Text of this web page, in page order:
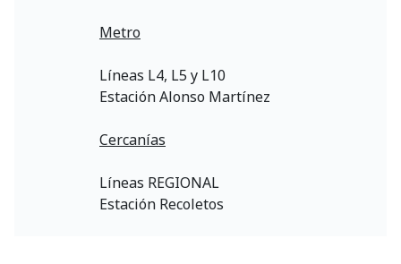
Metro
Líneas L4, L5 y L10
Estación Alonso Martínez
Cercanías
Líneas REGIONAL
Estación Recoletos